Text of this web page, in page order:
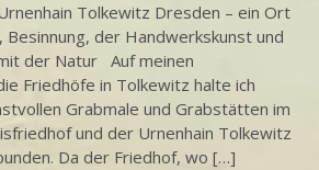
Tolkewitz Dresden – ein Ort
Besinnung, der Handwerkskunst und
der Natur Auf meinen
Friedhöfe in Tolkewitz halte ich
Grabmale und Grabstätten im
und der Urnenhain Tolkewitz
Da der Friedhof, wo […]